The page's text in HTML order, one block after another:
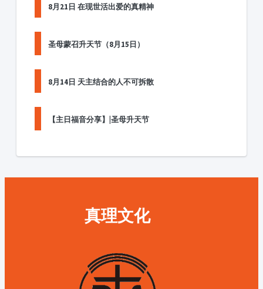
8月21日 在现世活出爱的真精神
圣母蒙召升天节（8月15日）
8月14日 天主结合的人不可拆散
【主日福音分享】|圣母升天节
真理文化